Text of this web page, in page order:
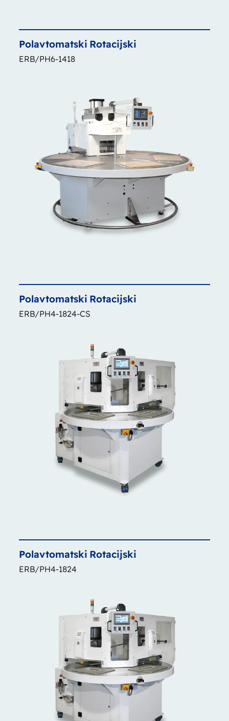
Polavtomatski Rotacijski
ERB/PH6-1418
Polavtomatski Rotacijski
ERB/PH4-1824-CS
Polavtomatski Rotacijski
ERB/PH4-1824